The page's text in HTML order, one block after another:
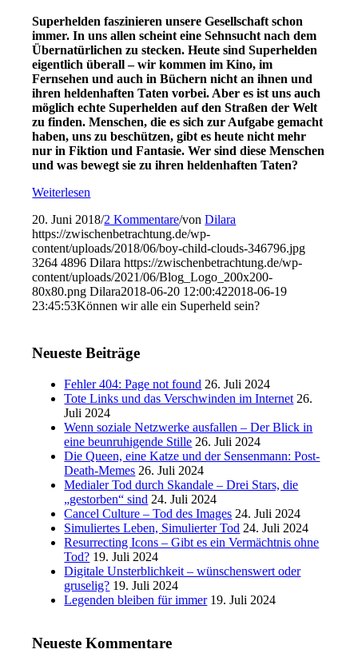
Superhelden faszinieren unsere Gesellschaft schon
immer. In uns allen scheint eine Sehnsucht nach dem
Übernatürlichen zu stecken. Heute sind Superhelden
eigentlich überall – wir kommen im Kino, im
Fernsehen und auch in Büchern nicht an ihnen und
ihren heldenhaften Taten vorbei. Aber es ist uns auch
möglich echte Superhelden auf den Straßen der Welt
zu finden. Menschen, die es sich zur Aufgabe gemacht
haben, uns zu beschützen, gibt es heute nicht mehr
nur in Fiktion und Fantasie. Wer sind diese Menschen
und was bewegt sie zu ihren heldenhaften Taten?
Weiterlesen
20. Juni 2018/2 Kommentare/vonDilara
https://zwischenbetrachtung.de/wp-
content/uploads/2018/06/boy-child-clouds-346796.jpg
3264 4896 Dilara https://zwischenbetrachtung.de/wp-
content/uploads/2021/06/Blog_Logo_200x200-
80x80.png Dilara2018-06-20 12:00:422018-06-19
23:45:53Können wir alle ein Superheld sein?
Neueste Beiträge
Fehler 404: Page not found 26. Juli 2024
Tote Links und das Verschwinden im Internet 26.
Juli 2024
Wenn soziale Netzwerke ausfallen – Der Blick in
eine beunruhigende Stille 26. Juli 2024
Die Queen, eine Katze und der Sensenmann: Post-
Death-Memes 26. Juli 2024
Medialer Tod durch Skandale – Drei Stars, die
„gestorben“ sind 24. Juli 2024
Cancel Culture – Tod des Images 24. Juli 2024
Simuliertes Leben, Simulierter Tod 24. Juli 2024
Resurrecting Icons – Gibt es ein Vermächtnis ohne
Tod? 19. Juli 2024
Digitale Unsterblichkeit – wünschenswert oder
gruselig? 19. Juli 2024
Legenden bleiben für immer 19. Juli 2024
Neueste Kommentare